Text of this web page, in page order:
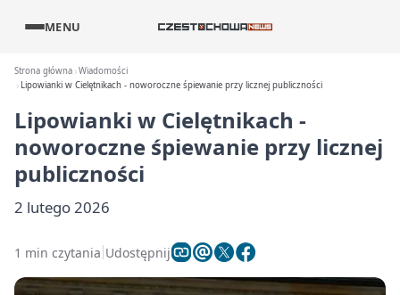
MENU
Strona główna Wiadomości
Lipowianki w Cielętnikach - noworoczne śpiewanie przy licznej publiczności
Lipowianki w Cielętnikach -
noworoczne śpiewanie przy licznej
publiczności
2 lutego 2026
1 min czytania Udostępnij